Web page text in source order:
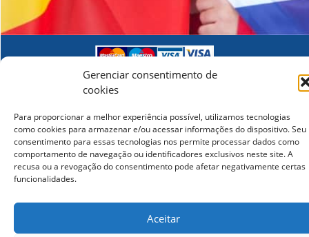
Gerenciar consentimento de
cookies
Para proporcionar a melhor experiência possível, utilizamos tecnologias
como cookies para armazenar e/ou acessar informações do dispositivo. Seu
consentimento para essas tecnologias nos permite processar dados como
comportamento de navegação ou identificadores exclusivos neste site. A
recusa ou a revogação do consentimento pode afetar negativamente certas
funcionalidades.
Aceitar
© 2026 lcampus.co Todos os direitos reservados.